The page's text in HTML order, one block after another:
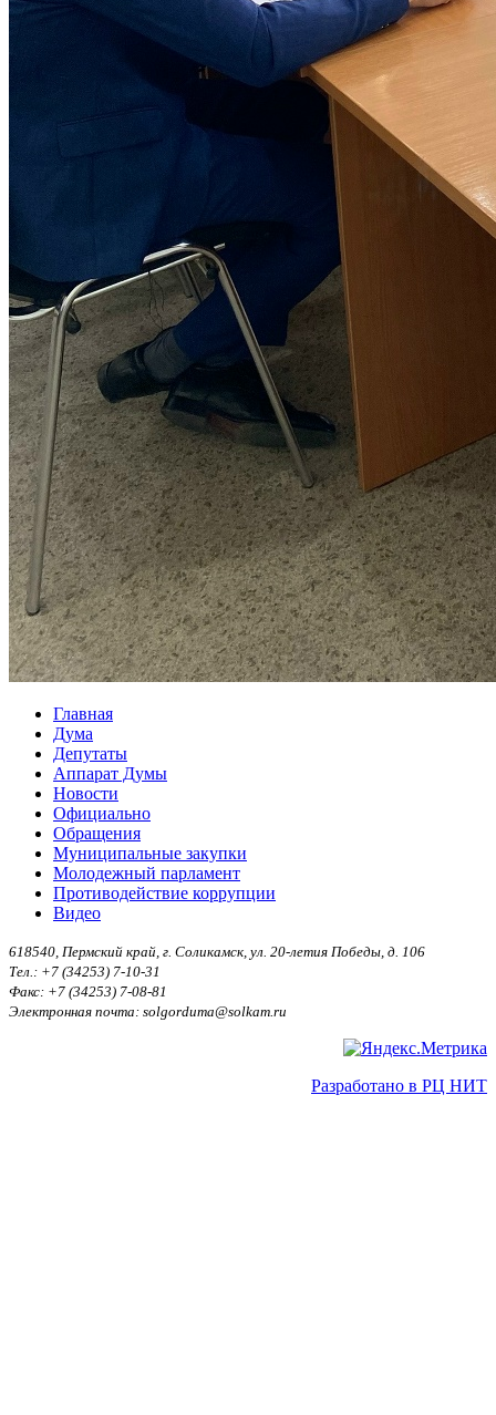
Главная
Дума
Депутаты
Аппарат Думы
Новости
Официально
Обращения
Муниципальные закупки
Молодежный парламент
Противодействие коррупции
Видео
618540, Пермский край, г. Соликамск, ул. 20-летия Победы, д. 106
Тел.: +7 (34253) 7-10-31
Факс: +7 (34253) 7-08-81
Электронная почта: solgorduma@solkam.ru
Разработано в РЦ НИТ